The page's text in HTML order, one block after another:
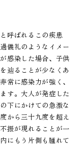
呼ばれるこの疾患
儀礼のようなイメー
感染した場合、子供
辿ることが少なくあ
常に感染力が強く、
す。大人が発症した
下にかけての急激な
から三十九度を超え
振が現れることが一
にもう片側も腫れて